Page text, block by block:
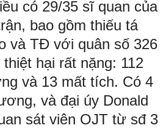
có 29/35 sĩ quan của
bao gồm thiếu tá
và TĐ với quân số 326
hại rất nặng: 112
và 13 mất tích. Có 4
và đại úy Donald
sát viên OJT từ sđ 3